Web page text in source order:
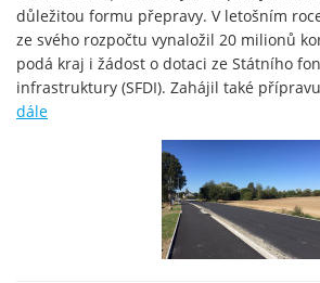
důležitou formu přepravy. V letošním
ze svého rozpočtu vynaložil 20 milionů
podá kraj i žádost o dotaci ze Státního
infrastruktury (SFDI). Zahájil také
dále